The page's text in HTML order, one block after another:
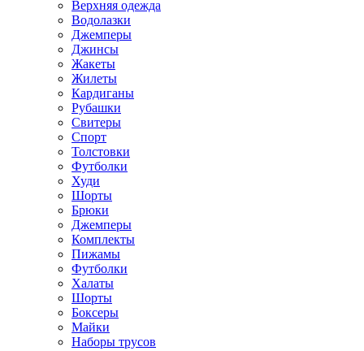
Верхняя одежда
Водолазки
Джемперы
Джинсы
Жакеты
Жилеты
Кардиганы
Рубашки
Свитеры
Спорт
Толстовки
Футболки
Худи
Шорты
Брюки
Джемперы
Комплекты
Пижамы
Футболки
Халаты
Шорты
Боксеры
Майки
Наборы трусов